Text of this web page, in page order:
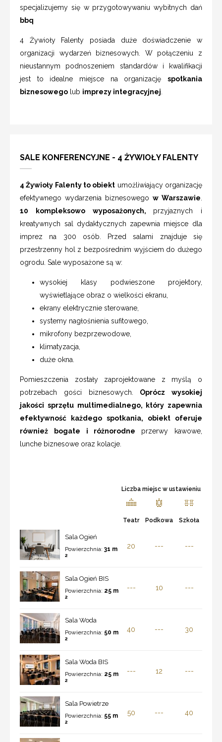
specjalizujemy się w przygotowywaniu wybitnych dań
bbq
4 Żywioły Falenty posiada duże doświadczenie w
organizacji wydarzeń biznesowych. W połączeniu z
nieustannym podnoszeniem standardów i kwalifikacji
jest to idealne miejsce na organizację spotkania
biznesowego lub imprezy integracyjnej
SALE KONFERENCYJNE - 4 ŻYWIOŁY FALENTY
4 Żywioły Falenty to obiekt umożliwiający organizację
efektywnego wydarzenia biznesowego w Warszawie
10 kompleksowo wyposażonych, przyjaznych i
kreatywnych sal dydaktycznych zapewnia miejsce dla
imprez na 300 osób. Przed salami znajduje się
przestrzenny hol z bezpośrednim wyjściem do dużego
ogrodu. Sale wyposażone są w:
wysokiej klasy podwieszone projektory,
wyświetlające obraz o wielkości ekranu,
ekrany elektrycznie sterowane,
systemy nagłośnienia sufitowego,
mikrofony bezprzewodowe,
klimatyzacja,
duże okna.
Pomieszczenia zostały zaprojektowane z myślą o
potrzebach gości biznesowych.
Oprócz wysokiej
jakości sprzętu multimedialnego, który zapewnia
efektywność każdego spotkania, obiekt oferuje
również bogate i różnorodne przerwy kawowe,
lunche biznesowe oraz kolacje.
Liczba miejsc w ustawieniu
Teatr Podkowa Szkoła
Sala Ogień
Powierzchnia: 31 m
2
20 --- ---
Sala Ogień BIS
Powierzchnia: 25 m
2
--- 10 ---
Sala Woda
Powierzchnia: 50 m
2
40 --- 30
Sala Woda BIS
Powierzchnia: 25 m
2
--- 12 ---
Sala Powietrze
Powierzchnia: 55 m
2
50 --- 40